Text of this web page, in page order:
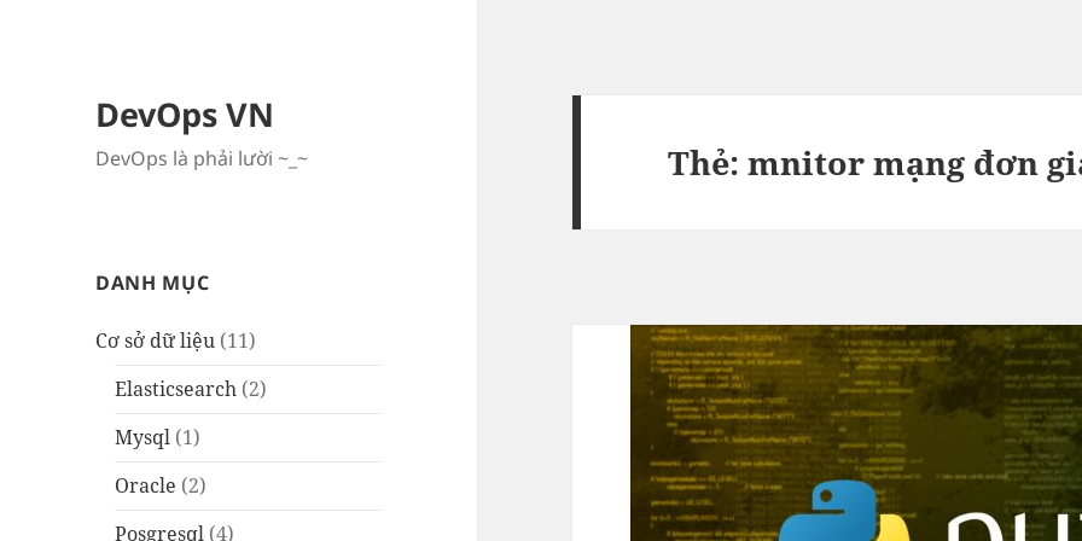
DevOps VN
DevOps là phải lười ~_~
DANH MỤC
Cơ sở dữ liệu (11)
Elasticsearch (2)
Mysql (1)
Oracle (2)
Posgresql (4)
Thẻ:mnitor mạng đơn